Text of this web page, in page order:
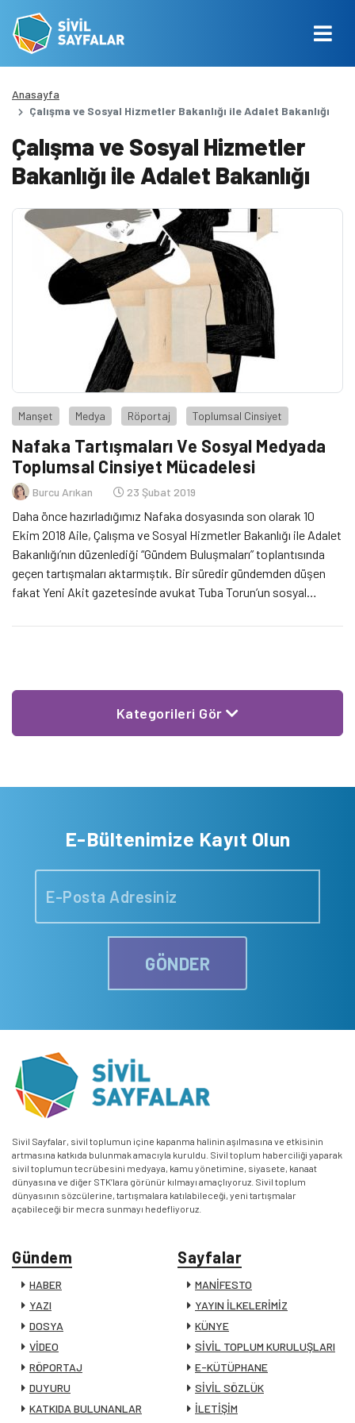
Anasayfa
Çalışma ve Sosyal Hizmetler Bakanlığı ile Adalet Bakanlığı
Çalışma ve Sosyal Hizmetler
Bakanlığı ile Adalet Bakanlığı
Manşet Medya Röportaj Toplumsal Cinsiyet
Nafaka Tartışmaları Ve Sosyal Medyada
Toplumsal Cinsiyet Mücadelesi
Burcu Arıkan 23 Şubat 2019
Daha önce hazırladığımız Nafaka dosyasında son olarak 10
Ekim 2018 Aile, Çalışma ve Sosyal Hizmetler Bakanlığı ile Adalet
Bakanlığı’nın düzenlediği “Gündem Buluşmaları” toplantısında
geçen tartışmaları aktarmıştık. Bir süredir gündemden düşen
fakat Yeni Akit gazetesinde avukat Tuba Torun’un sosyal
konuyu Tuba Torun’la bir kere daha değerlendirdik.
Kategorileri Gör
E-Bültenimize Kayıt Olun
GÖNDER
Sivil Sayfalar, sivil toplumun içine kapanma halinin aşılmasına ve etkisinin
artmasına katkıda bulunmak amacıyla kuruldu. Sivil toplum haberciliği yaparak
sivil toplumun tecrübesini medyaya, kamu yönetimine, siyasete, kanaat
dünyasına ve diğer STK’lara görünür kılmayı amaçlıyoruz. Sivil toplum
dünyasının sözcülerine, tartışmalara katılabileceği, yeni tartışmalar
açabileceği bir mecra sunmayı hedefliyoruz.
Gündem
HABER
YAZI
DOSYA
VİDEO
RÖPORTAJ
DUYURU
KATKIDA BULUNANLAR
Sayfalar
MANİFESTO
YAYIN İLKELERİMİZ
KÜNYE
SİVİL TOPLUM KURULUŞLARI
E-KÜTÜPHANE
SİVİL SÖZLÜK
İLETİŞİM